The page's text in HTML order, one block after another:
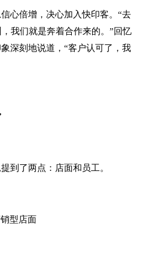
心倍增，决心加入快印客。“去
我们就是奔着合作来的。”回忆
深刻地说道，“客户认可了，我
到了两点：店面和员工。